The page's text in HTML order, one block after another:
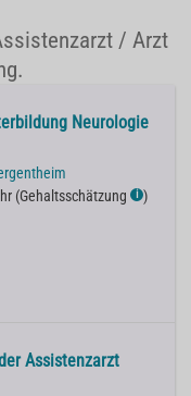
/ Arzt
Neurologie
(Gehaltsschätzung ℹ )
Assistenzarzt